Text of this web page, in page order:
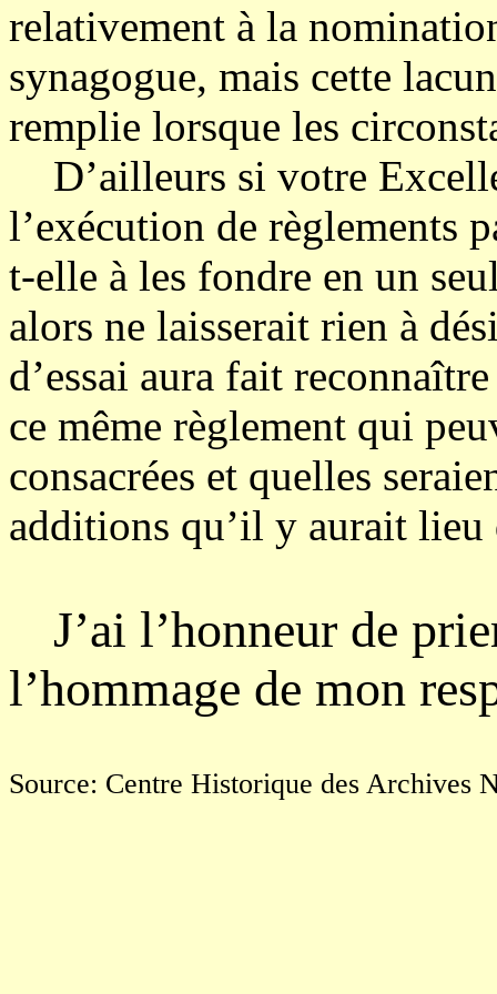
relativement à la
synagogue, mais cette
remplie lorsque les
D’ailleurs si votre
l’exécution de règlements
t-elle à les fondre en un
alors ne laisserait rien à
d’essai aura fait
ce même règlement qui
consacrées et quelles
additions qu’il y aurait lieu
J’ai l’honneur de
l’hommage de mon
Source: Centre Historique des Archives